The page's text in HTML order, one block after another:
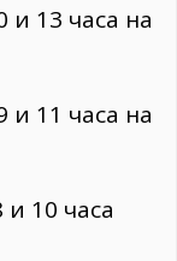
и 13 часа на
и 11 часа на
10 часа